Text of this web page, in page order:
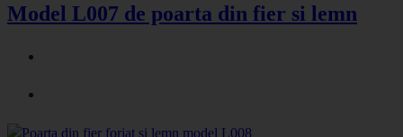
Model L007 de poarta din fier si lemn